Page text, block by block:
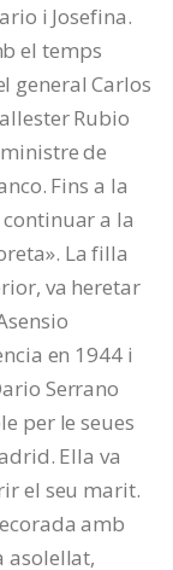
i Josefina.
el temps
general Carlos
Rubio
de
Fins a la
a la
La filla
va heretar
en 1944 i
Serrano
per le seues
Ella va
el seu marit.
amb
asolellat,